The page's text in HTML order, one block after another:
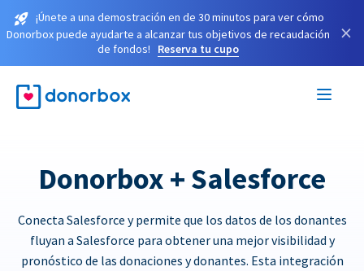
¡Únete a una demostración en de 30 minutos para ver cómo
Donorbox puede ayudarte a alcanzar tus objetivos de recaudación
de fondos!
Reserva tu cupo
×
Donorbox + Salesforce
Conecta Salesforce y permite que los datos de los donantes
fluyan a Salesforce para obtener una mejor visibilidad y
pronóstico de las donaciones y donantes. Esta integración